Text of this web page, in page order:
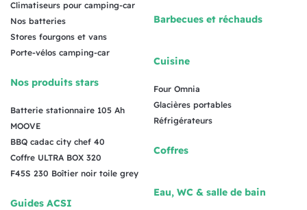
Climatiseurs pour camping-car
Nos batteries
Stores fourgons et vans
Porte-vélos camping-car
Nos produits stars
Batterie stationnaire 105 Ah
MOOVE
BBQ cadac city chef 40
Coffre ULTRA BOX 320
F45S 230 Boîtier noir toile grey
Guides ACSI
Barbecues et réchauds
Cuisine
Four Omnia
Glacières portables
Réfrigérateurs
Coffres
Eau, WC & salle de bain